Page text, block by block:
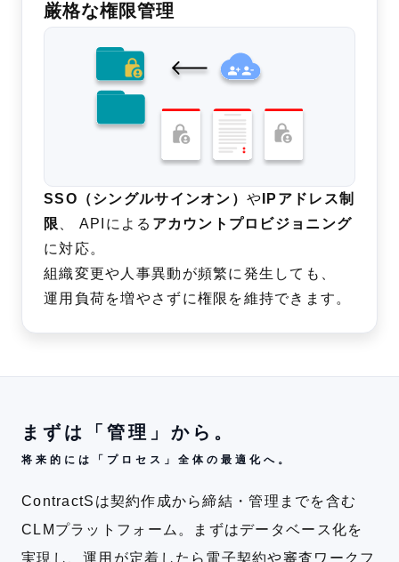
厳格な権限管理
SSO（シングルサインオン） や IPアドレス制
限
、 APIによる アカウントプロビジョニング
に対応。
組織変更や人事異動が頻繁に発生しても、
運用負荷を増やさずに権限を維持できます。
まずは「管理」から。
将来的には「プロセス」全体の最適化へ。
ContractSは契約作成から締結・管理までを含む
CLMプラットフォーム。
まずはデータベース化を
実現し、運用が定着したら電子契約や審査ワークフ